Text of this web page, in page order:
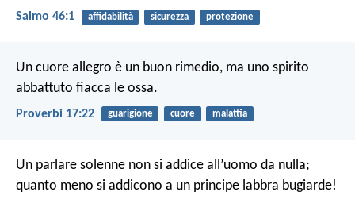
Salmo 46:1 affidabilità sicurezza protezione
Un cuore allegro è un buon rimedio, ma uno spirito
abbattuto fiacca le ossa.
Proverbi 17:22 guarigione cuore malattia
Un parlare solenne non si addice all’uomo da nulla;
quanto meno si addicono a un principe labbra bugiarde!